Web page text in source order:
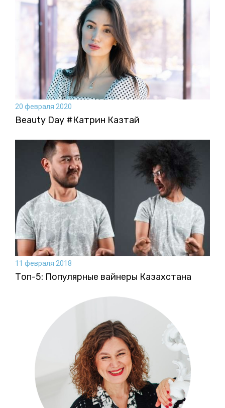
20 февраля 2020
Beauty Day #Катрин Казтай
11 февраля 2018
Топ-5: Популярные вайнеры Казахстана